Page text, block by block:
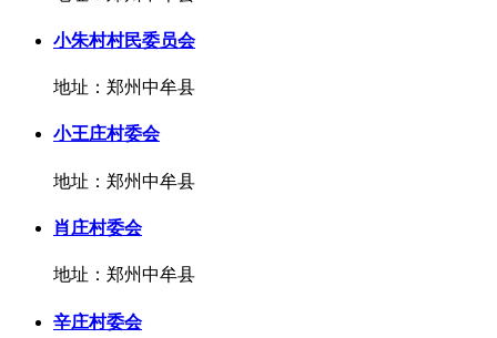
小朱村村民委员会
地址：郑州中牟县
小王庄村委会
地址：郑州中牟县
肖庄村委会
地址：郑州中牟县
辛庄村委会